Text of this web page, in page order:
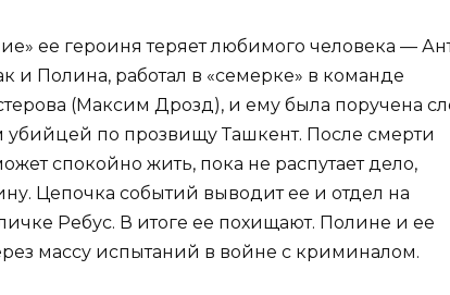
ее героиня теряет любимого человека —
и Полина, работал в «семерке» в команде
(Максим Дрозд), и ему была поручена
по прозвищу Ташкент. После смерти
спокойно жить, пока не распутает дело,
Цепочка событий выводит ее и отдел на
Ребус. В итоге ее похищают. Полине и ее
массу испытаний в войне с криминалом.